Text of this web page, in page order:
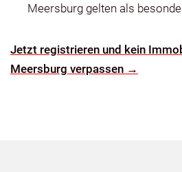
Meersburg gelten als
Jetzt registrieren und kein
Meersburg verpassen →